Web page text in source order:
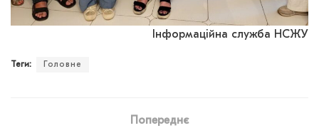
Інформаційна служба НСЖУ
Теги: Головне
Попереднє